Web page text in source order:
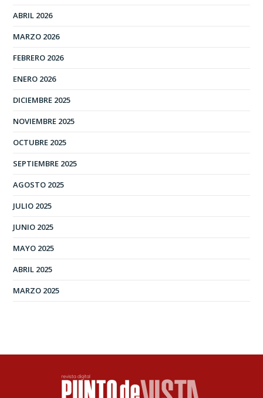
ABRIL 2026
MARZO 2026
FEBRERO 2026
ENERO 2026
DICIEMBRE 2025
NOVIEMBRE 2025
OCTUBRE 2025
SEPTIEMBRE 2025
AGOSTO 2025
JULIO 2025
JUNIO 2025
MAYO 2025
ABRIL 2025
MARZO 2025